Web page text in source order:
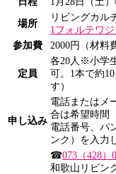
場所
リビングカル
1フォルテワ
参加費
2000円（材料
定員
各20人※小学
可。1本で約
す）
申し込み
電話またはメ
合は希望時間
電話番号、パ
ンク）を入力
☎073（428）
和歌山リビン